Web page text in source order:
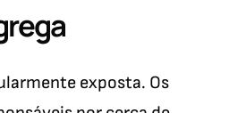
exposta. Os